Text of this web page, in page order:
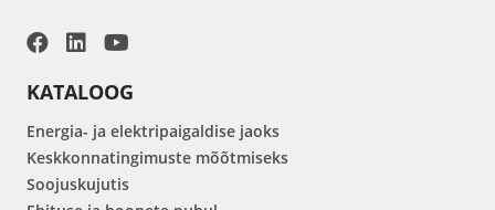
KATALOOG
Energia- ja elektripaigaldise jaoks
Keskkonnatingimuste mõõtmiseks
Soojuskujutis